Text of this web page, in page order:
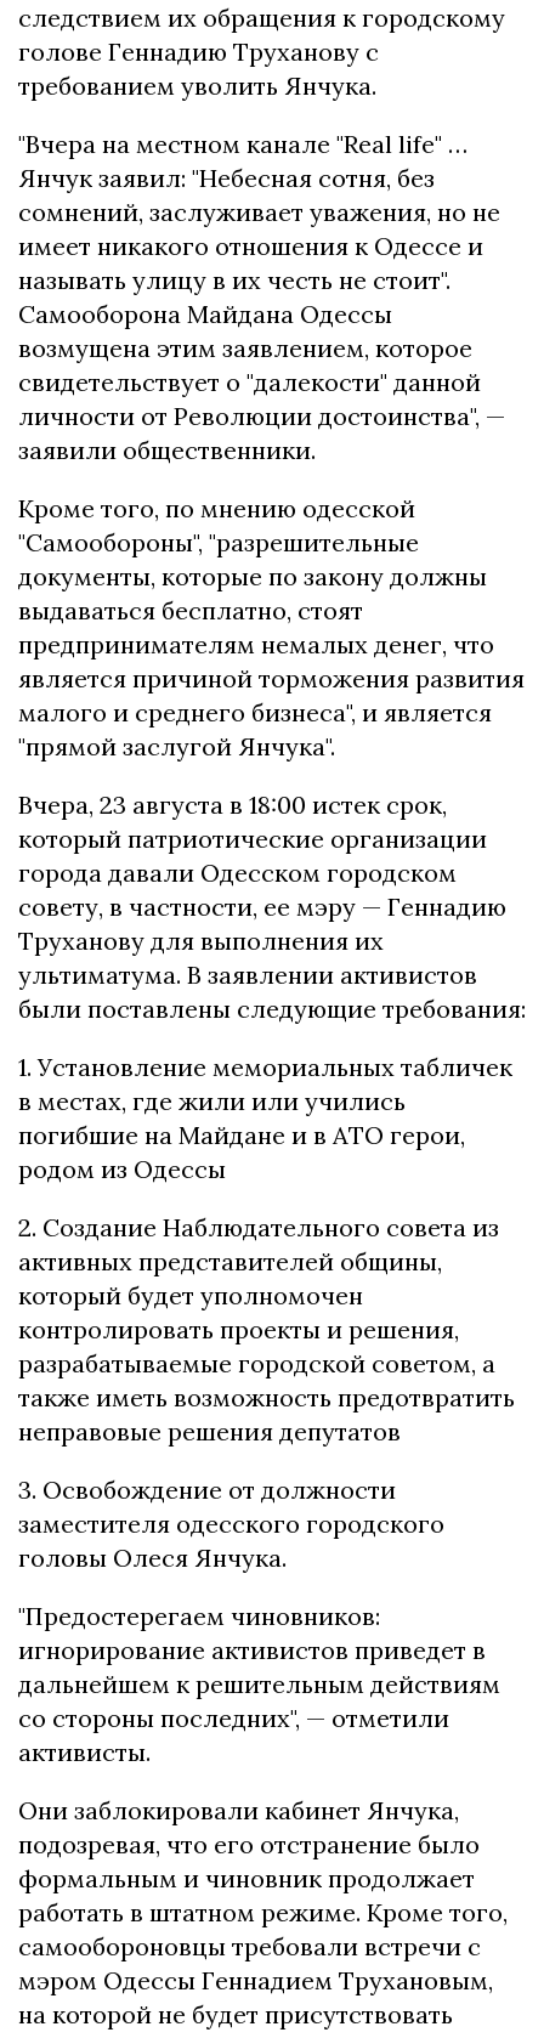
следствием их обращения к городскому
голове Геннадию Труханову с
требованием уволить Янчука.
"Вчера на местном канале "Real life" …
Янчук заявил: "Небесная сотня, без
сомнений, заслуживает уважения, но не
имеет никакого отношения к Одессе и
называть улицу в их честь не стоит".
Самооборона Майдана Одессы
возмущена этим заявлением, которое
свидетельствует о "далекости" данной
личности от Революции достоинства", —
заявили общественники.
Кроме того, по мнению одесской
"Самообороны", "разрешительные
документы, которые по закону должны
выдаваться бесплатно, стоят
предпринимателям немалых денег, что
является причиной торможения развития
малого и среднего бизнеса", и является
"прямой заслугой Янчука".
Вчера, 23 августа в 18:00 истек срок,
который патриотические организации
города давали Одесском городском
совету, в частности, ее мэру — Геннадию
Труханову для выполнения их
ультиматума. В заявлении активистов
были поставлены следующие требования:
1. Установление мемориальных табличек
в местах, где жили или учились
погибшие на Майдане и в АТО герои,
родом из Одессы
2. Создание Наблюдательного совета из
активных представителей общины,
который будет уполномочен
контролировать проекты и решения,
разрабатываемые городской советом, а
также иметь возможность предотвратить
неправовые решения депутатов
3. Освобождение от должности
заместителя одесского городского
головы Олеся Янчука.
"Предостерегаем чиновников:
игнорирование активистов приведет в
дальнейшем к решительным действиям
со стороны последних", — отметили
активисты.
Они заблокировали кабинет Янчука,
подозревая, что его отстранение было
формальным и чиновник продолжает
работать в штатном режиме. Кроме того,
самообороновцы требовали встречи с
мэром Одессы Геннадием Трухановым,
на которой не будет присутствовать